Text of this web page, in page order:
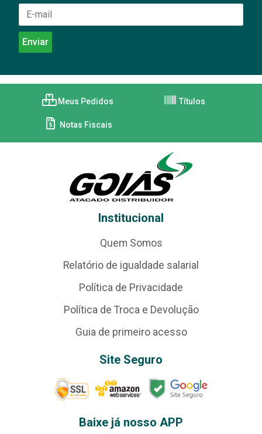
Meus Pedidos Títulos
Notas Fiscais
Institucional
Quem Somos
Relatório de igualdade salarial
Política de Privacidade
Política de Troca e Devolução
Guia de primeiro acesso
Site Seguro
Baixe já nosso APP